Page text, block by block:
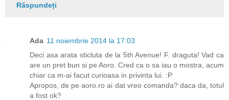
Răspundeți
Ada 11 noiembrie 2014 la 17:03
Deci asa arata sticluta de la 5th Avenue! F. draguta! Vad ca
are un pret bun si pe Aoro. Cred ca o sa iau o mostra, acum
chiar ca m-ai facut curioasa in privinta lui. :P
Apropos, de pe aoro.ro ai dat vreo comanda? daca da, totul
a fost ok?